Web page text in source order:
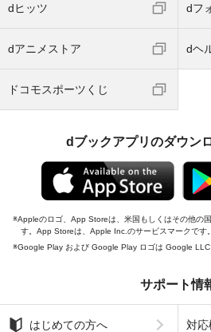
dヒッツ dフ
dアニメストア dヘ
ドコモスポーツくじ
dブックアプリのダウン
Appleのロゴ、App Storeは、米国もしくはその他の
す。App Storeは、Apple Inc.のサービスマークです。
Google Play および Google Play ロゴは Google LLC
サポート情
はじめての方へ 対応